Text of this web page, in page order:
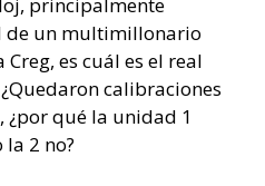
de un multimillonario
es cuál es el real
calibraciones
¿por qué la unidad 1
2 no?